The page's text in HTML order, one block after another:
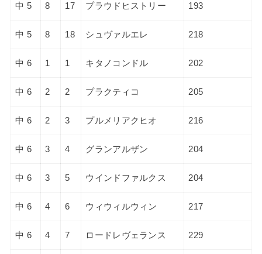
中 5 8 17 プラウドヒストリー 193
中 5 8 18 シュヴァルエレ 218
中 6 1 1 キタノコンドル 202
中 6 2 2 プラクティコ 205
中 6 2 3 プルメリアクヒオ 216
中 6 3 4 グランアルザン 204
中 6 3 5 ウインドファルクス 204
中 6 4 6 ウィウィルウィン 217
中 6 4 7 ロードレヴェランス 229